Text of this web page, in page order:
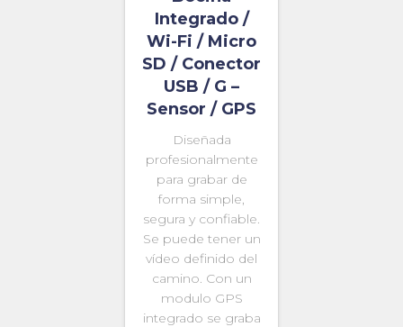
Integrado /
Wi-Fi / Micro
SD / Conector
USB / G –
Sensor / GPS
Diseñada
profesionalmente
para grabar de
forma simple,
segura y confiable.
Se puede tener un
vídeo definido del
camino. Con un
modulo GPS
integrado se graba